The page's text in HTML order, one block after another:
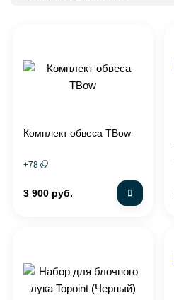
Комплект обвеса TBow
+78
3 900 руб.